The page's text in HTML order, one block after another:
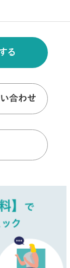
る
合わせ